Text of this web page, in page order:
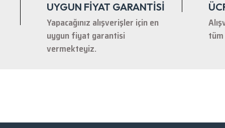
UYGUN FİYAT GARANTİSİ
Yapacağınız alışverişler için en
uygun fiyat garantisi
vermekteyiz.